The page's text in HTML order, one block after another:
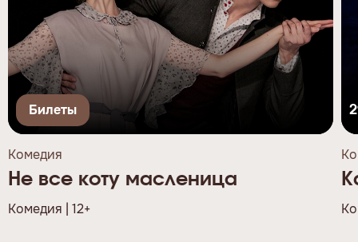
Билеты
Комедия
Не все коту масленица
Комедия | 12+